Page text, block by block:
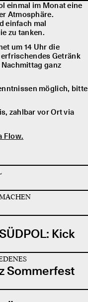
einmal im Monat eine
Atmosphäre.
einfach mal
zu tanken.
um 14 Uhr die
Getränk
ganz
möglich, bitte
zahlbar vor Ort via
Flow.
Kick
Sommerfest